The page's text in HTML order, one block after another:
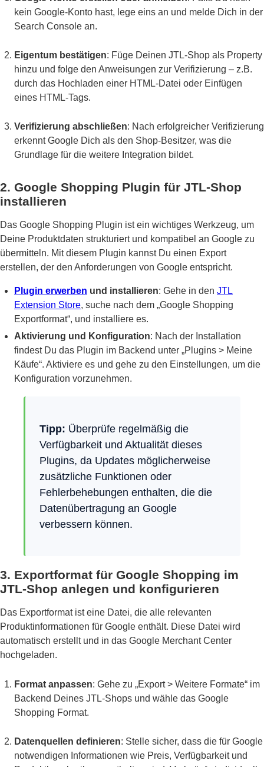
kein Google-Konto hast, lege eins an und melde Dich in der
Search Console an.
Eigentum bestätigen: Füge Deinen JTL-Shop als Property
hinzu und folge den Anweisungen zur Verifizierung – z.B.
durch das Hochladen einer HTML-Datei oder Einfügen
eines HTML-Tags.
Verifizierung abschließen: Nach erfolgreicher Verifizierung
erkennt Google Dich als den Shop-Besitzer, was die
Grundlage für die weitere Integration bildet.
2. Google Shopping Plugin für JTL-Shop
installieren
Das Google Shopping Plugin ist ein wichtiges Werkzeug, um
Deine Produktdaten strukturiert und kompatibel an Google zu
übermitteln. Mit diesem Plugin kannst Du einen Export
erstellen, der den Anforderungen von Google entspricht.
Plugin erwerben und installieren: Gehe in den JTL
Extension Store, suche nach dem „Google Shopping
Exportformat“, und installiere es.
Aktivierung und Konfiguration: Nach der Installation
findest Du das Plugin im Backend unter „Plugins > Meine
Käufe“. Aktiviere es und gehe zu den Einstellungen, um die
Konfiguration vorzunehmen.
Tipp: Überprüfe regelmäßig die
Verfügbarkeit und Aktualität dieses
Plugins, da Updates möglicherweise
zusätzliche Funktionen oder
Fehlerbehebungen enthalten, die die
Datenübertragung an Google
verbessern können.
3. Exportformat für Google Shopping im
JTL-Shop anlegen und konfigurieren
Das Exportformat ist eine Datei, die alle relevanten
Produktinformationen für Google enthält. Diese Datei wird
automatisch erstellt und in das Google Merchant Center
hochgeladen.
Format anpassen: Gehe zu „Export > Weitere Formate“ im
Backend Deines JTL-Shops und wähle das Google
Shopping Format.
Datenquellen definieren: Stelle sicher, dass die für Google
notwendigen Informationen wie Preis, Verfügbarkeit und